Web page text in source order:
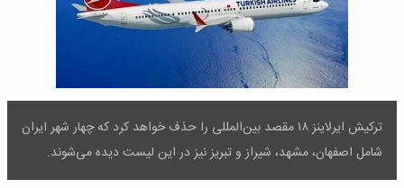
ترکیش ایرلاینز ۱۸ مقصد بین‌المللی را حذف خواهد کرد که چهار شهر ایران
شامل اصفهان، مشهد، شیراز و تبریز نیز در این لیست دیده می‌شوند.